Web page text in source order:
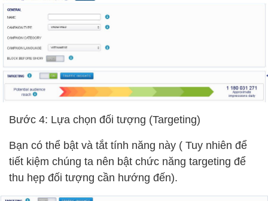
Bước 4: Lựa chọn đối tượng (Targeting)
Bạn có thể bật và tắt tính năng này ( Tuy nhiên để
tiết kiệm chúng ta nên bật chức năng targeting để
thu hẹp đối tượng cần hướng đến).